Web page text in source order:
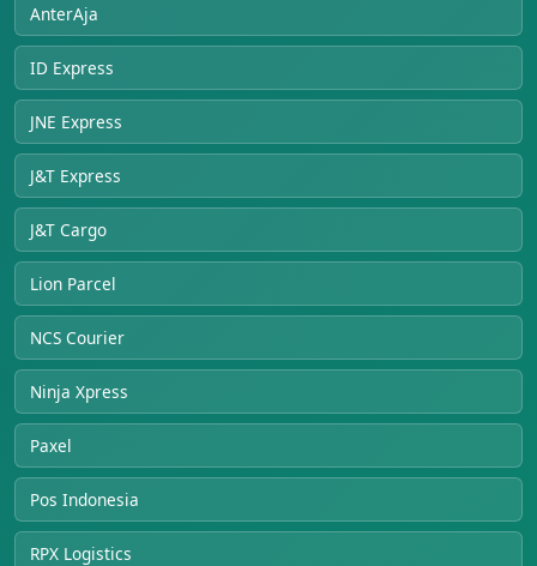
AnterAja
ID Express
JNE Express
J&T Express
J&T Cargo
Lion Parcel
NCS Courier
Ninja Xpress
Paxel
Pos Indonesia
RPX Logistics